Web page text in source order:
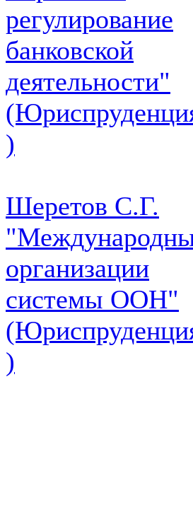
регулирование
банковской
деятельности"
)
Шеретов С.Г.
организации
системы ООН"
)